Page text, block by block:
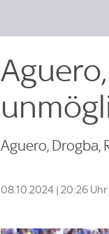
Aguero, Drogba,
08.10.2024 | 20:26 Uhr